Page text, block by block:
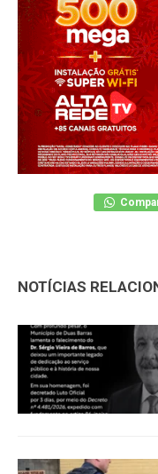
NOTÍCIAS